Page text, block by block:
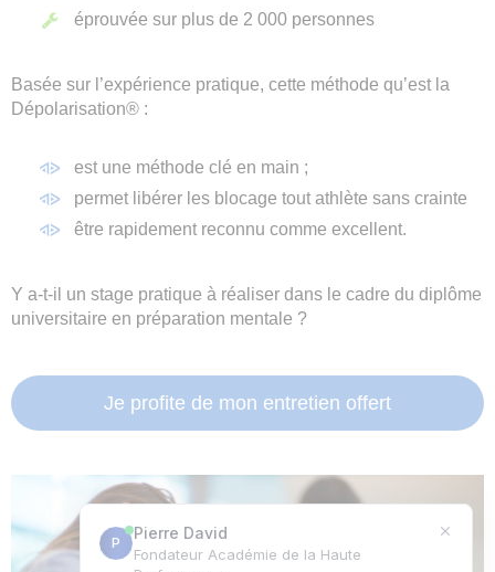
éprouvée sur plus de 2 000 personnes
Basée sur l’expérience pratique, cette méthode qu’est la
Dépolarisation® :
est une méthode clé en main ;
permet libérer les blocage tout athlète sans crainte
être rapidement reconnu comme excellent.
Y a-t-il un stage pratique à réaliser dans le cadre du diplôme
universitaire en préparation mentale ?
Je profite de mon entretien offert